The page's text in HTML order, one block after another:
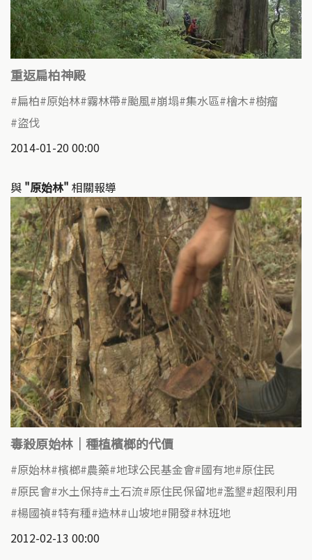
重返扁柏神殿
扁柏 原始林 霧林帶 颱風 崩塌 集水區 檜木 樹瘤
盜伐
2014-01-20 00:00
與 "原始林" 相關報導
毒殺原始林｜種植檳榔的代價
原始林 檳榔 農藥 地球公民基金會 國有地 原住民
原民會 水土保持 土石流 原住民保留地 濫墾 超限利用
楊國禎 特有種 造林 山坡地 開發 林班地
2012-02-13 00:00